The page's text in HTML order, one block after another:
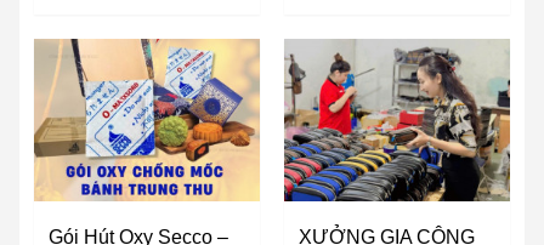
Gói Hút Oxy Secco –
XƯỞNG GIA CÔNG